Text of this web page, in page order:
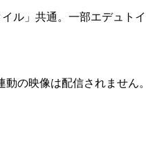
ル」共通。一部エデュト
の映像は配信されません。